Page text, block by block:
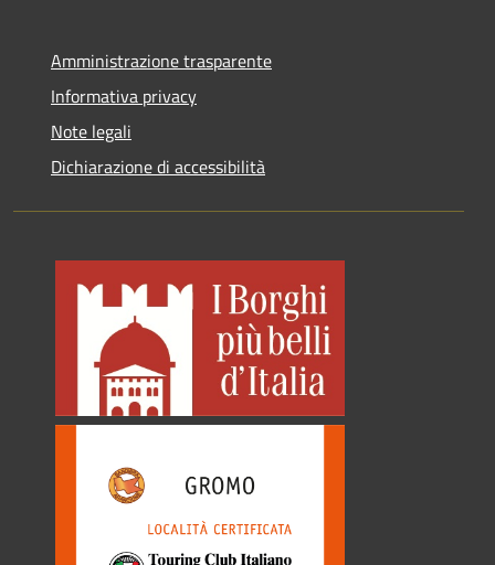
Amministrazione trasparente
Informativa privacy
Note legali
Dichiarazione di accessibilità